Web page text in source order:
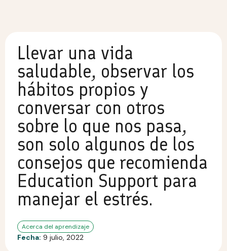
Llevar una vida
saludable, observar los
hábitos propios y
conversar con otros
sobre lo que nos pasa,
son solo algunos de los
consejos que recomienda
Education Support para
manejar el estrés.
Acerca del aprendizaje
Fecha: 9 julio, 2022